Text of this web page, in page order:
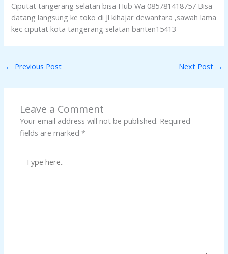
Ciputat tangerang selatan bisa Hub Wa 085781418757 Bisa
datang langsung ke toko di Jl kihajar dewantara ,sawah lama
kec ciputat kota tangerang selatan banten15413
← Previous Post Next Post →
Leave a Comment
Your email address will not be published. Required
fields are marked*
here..